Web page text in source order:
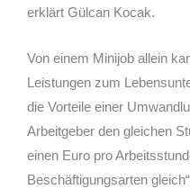
erklärt Gülcan Kocak.
Von einem Minijob allein
Leistungen zum
die Vorteile einer
Arbeitgeber den gleichen
einen Euro pro
Beschäftigungsarten